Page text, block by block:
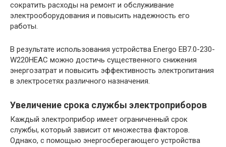
сократить расходы на ремонт и обслуживание
электрооборудования и повысить надежность его
работы.
В результате использования устройства Energo EB7.0-230-
W220HЕAC можно достичь существенного снижения
энергозатрат и повысить эффективность электропитания
в электросетях различного назначения.
Увеличение срока службы электроприборов
Каждый электроприбор имеет ограниченный срок
службы, который зависит от множества факторов.
Однако, с помощью энергосберегающего устройства